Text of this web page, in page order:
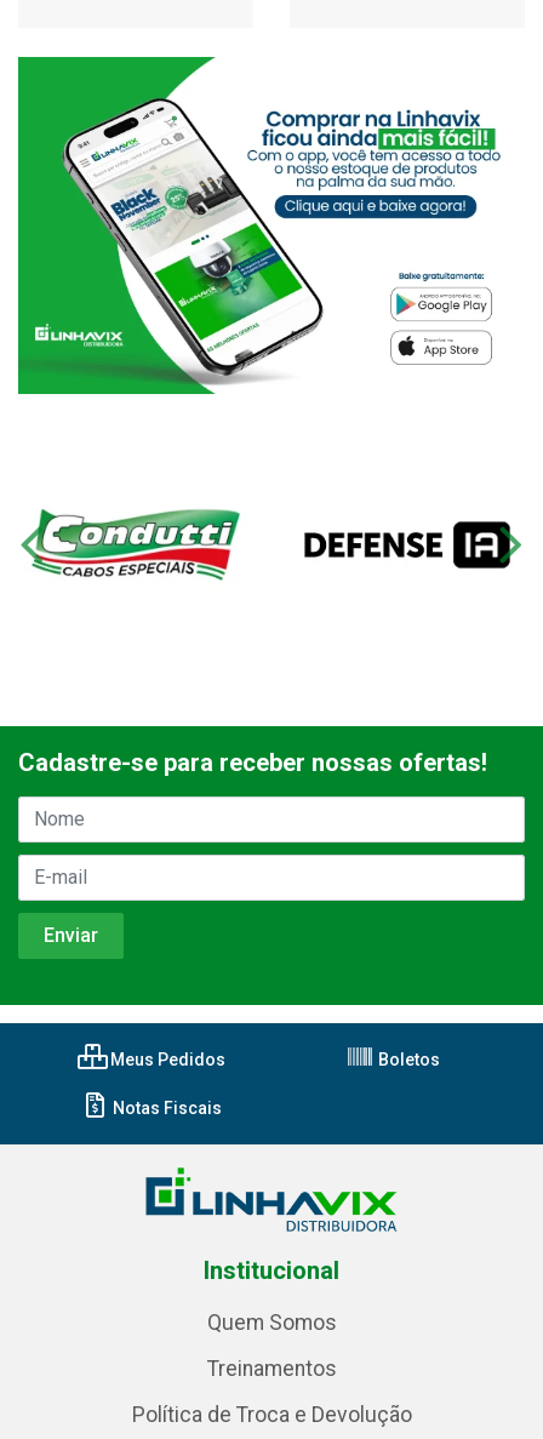
Cadastre-se para receber nossas ofertas!
Meus Pedidos Boletos
Notas Fiscais
Institucional
Quem Somos
Treinamentos
Política de Troca e Devolução